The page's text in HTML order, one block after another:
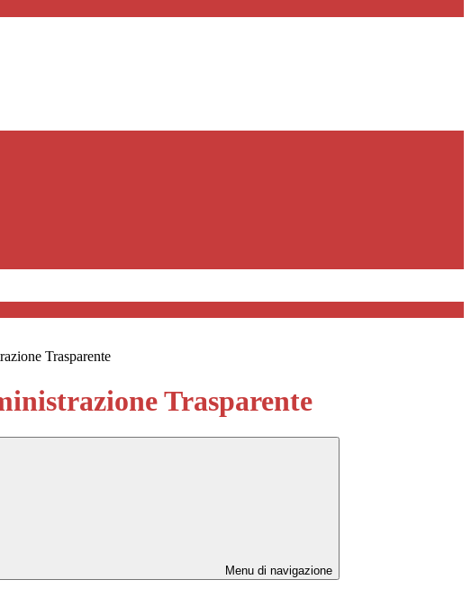
Trasparente
Trasparente
Menu di navigazione